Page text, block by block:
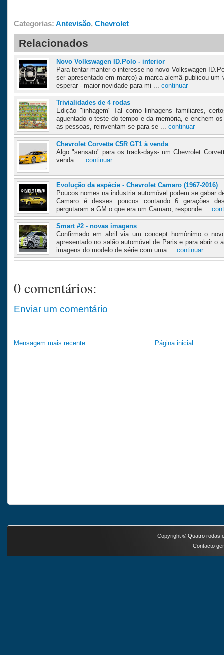
Categorias: Antevisão, Chevrolet
Relacionados
Novo Volkswagen ID.Polo - interior
Para tentar manter o interesse no novo Volkswagen
ser apresentado em março) a marca alemã publicou um
esperar - maior novidade para mi ... continuar
Trivialidades de 4 rodas
Edição "linhagem" Tal como linhagens familiares,
aguentado o teste do tempo e da memória, e enchem
as pessoas, reinventam-se para se ... continuar
Chevrolet Corvette C5R GT1 à venda
Algo "sensato" para os track-days- um Chevrolet
venda. ... continuar
Evolução da espécie - Chevrolet Camaro (1967-2016)
Poucos nomes na industria automóvel podem se gabar
Camaro é desses poucos contando 6 gerações
pergutaram a GM o que era um Camaro, responde ...
Smart #2 - novas imagens
Confirmado em abril via um concept homônimo o
apresentado no salão automóvel de Paris e para abrir o
imagens do modelo de série com uma ... continuar
0 comentários:
Enviar um comentário
Mensagem mais recente Página inicial
Copyright © Quatro rodas
Contacto